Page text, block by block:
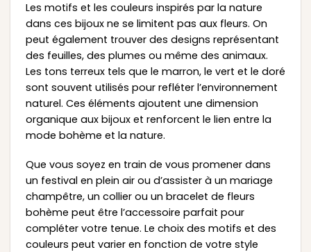
Les motifs et les couleurs inspirés par la nature
dans ces bijoux ne se limitent pas aux fleurs. On
peut également trouver des designs représentant
des feuilles, des plumes ou même des animaux.
Les tons terreux tels que le marron, le vert et le doré
sont souvent utilisés pour refléter l’environnement
naturel. Ces éléments ajoutent une dimension
organique aux bijoux et renforcent le lien entre la
mode bohème et la nature.
Que vous soyez en train de vous promener dans
un festival en plein air ou d’assister à un mariage
champêtre, un collier ou un bracelet de fleurs
bohème peut être l’accessoire parfait pour
compléter votre tenue. Le choix des motifs et des
couleurs peut varier en fonction de votre style